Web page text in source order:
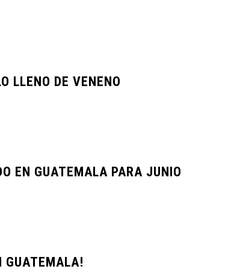
LLENO DE VENENO
EN GUATEMALA PARA JUNIO
GUATEMALA!